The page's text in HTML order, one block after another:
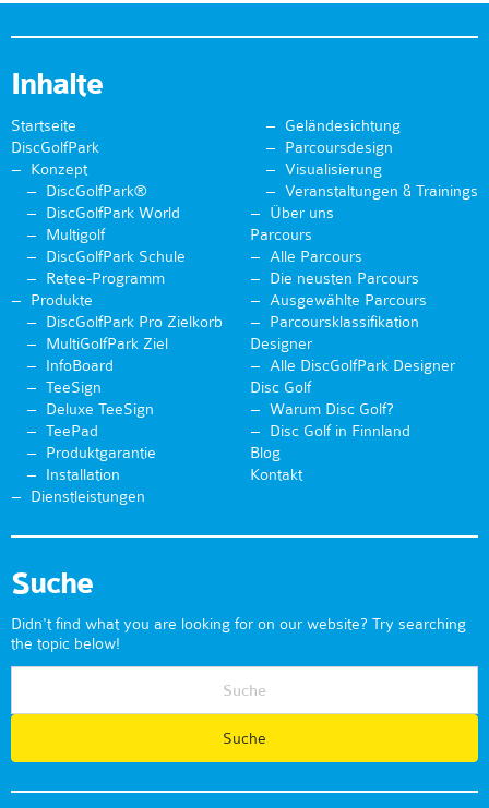
Inhalte
Startseite
DiscGolfPark
Konzept
DiscGolfPark®
DiscGolfPark World
Multigolf
DiscGolfPark Schule
Retee-Programm
Produkte
DiscGolfPark Pro Zielkorb
MultiGolfPark Ziel
InfoBoard
TeeSign
Deluxe TeeSign
TeePad
Produktgarantie
Installation
Dienstleistungen
Geländesichtung
Parcoursdesign
Visualisierung
Veranstaltungen & Trainings
Über uns
Parcours
Alle Parcours
Die neusten Parcours
Ausgewählte Parcours
Parcoursklassifikation
Designer
Alle DiscGolfPark Designer
Disc Golf
Warum Disc Golf?
Disc Golf in Finnland
Blog
Kontakt
Suche
Didn't find what you are looking for on our website? Try searching
the topic below!